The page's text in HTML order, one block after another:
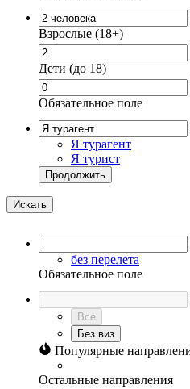
Взрослые (18+)
Дети (до 18)
Обязательное поле
Я турагент
Я турист
Продолжить
Искать
без перелета
Обязательное поле
Все
Без виз
Популярные
Остальные направления